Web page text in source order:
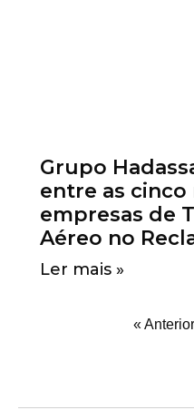
Grupo
entre as
empresas de
Aéreo no
Ler mais »
« Anterior